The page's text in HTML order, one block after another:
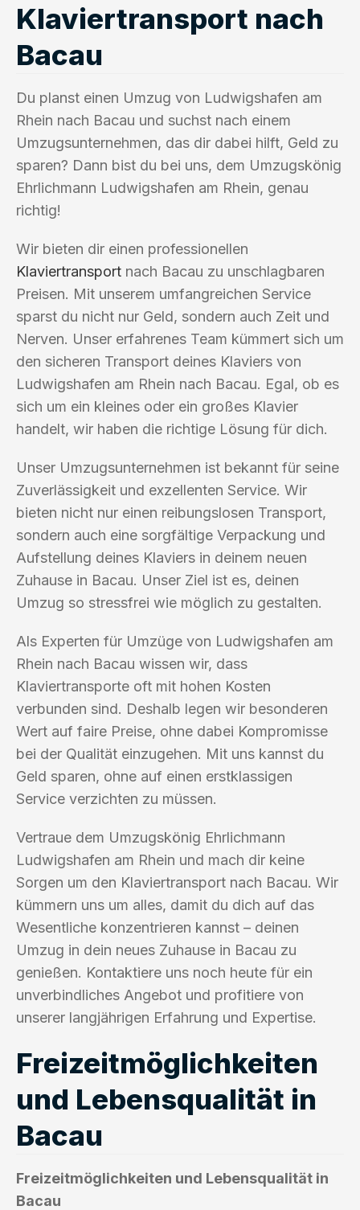
Klaviertransport nach
Bacau
Du planst einen Umzug von Ludwigshafen am
Rhein nach Bacau und suchst nach einem
Umzugsunternehmen, das dir dabei hilft, Geld zu
sparen? Dann bist du bei uns, dem Umzugskönig
Ehrlichmann Ludwigshafen am Rhein, genau
richtig!
Wir bieten dir einen professionellen
Klaviertransport nach Bacau zu unschlagbaren
Preisen. Mit unserem umfangreichen Service
sparst du nicht nur Geld, sondern auch Zeit und
Nerven. Unser erfahrenes Team kümmert sich um
den sicheren Transport deines Klaviers von
Ludwigshafen am Rhein nach Bacau. Egal, ob es
sich um ein kleines oder ein großes Klavier
handelt, wir haben die richtige Lösung für dich.
Unser Umzugsunternehmen ist bekannt für seine
Zuverlässigkeit und exzellenten Service. Wir
bieten nicht nur einen reibungslosen Transport,
sondern auch eine sorgfältige Verpackung und
Aufstellung deines Klaviers in deinem neuen
Zuhause in Bacau. Unser Ziel ist es, deinen
Umzug so stressfrei wie möglich zu gestalten.
Als Experten für Umzüge von Ludwigshafen am
Rhein nach Bacau wissen wir, dass
Klaviertransporte oft mit hohen Kosten
verbunden sind. Deshalb legen wir besonderen
Wert auf faire Preise, ohne dabei Kompromisse
bei der Qualität einzugehen. Mit uns kannst du
Geld sparen, ohne auf einen erstklassigen
Service verzichten zu müssen.
Vertraue dem Umzugskönig Ehrlichmann
Ludwigshafen am Rhein und mach dir keine
Sorgen um den Klaviertransport nach Bacau. Wir
kümmern uns um alles, damit du dich auf das
Wesentliche konzentrieren kannst – deinen
Umzug in dein neues Zuhause in Bacau zu
genießen. Kontaktiere uns noch heute für ein
unverbindliches Angebot und profitiere von
unserer langjährigen Erfahrung und Expertise.
Freizeitmöglichkeiten
und Lebensqualität in
Bacau
Freizeitmöglichkeiten und Lebensqualität in
Bacau